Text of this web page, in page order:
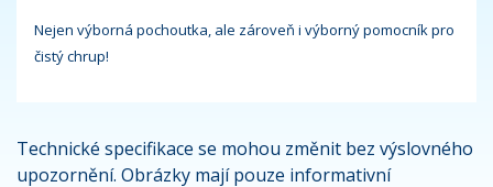
Nejen výborná pochoutka, ale zároveň i výborný pomocník pro
čistý chrup!
Technické specifikace se mohou změnit bez výslovného
upozornění. Obrázky mají pouze informativní